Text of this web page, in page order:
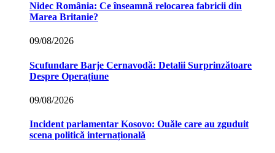
Nidec România: Ce înseamnă relocarea fabricii din
Marea Britanie?
09/08/2026
Scufundare Barje Cernavodă: Detalii Surprinzătoare
Despre Operațiune
09/08/2026
Incident parlamentar Kosovo: Ouăle care au zguduit
scena politică internațională